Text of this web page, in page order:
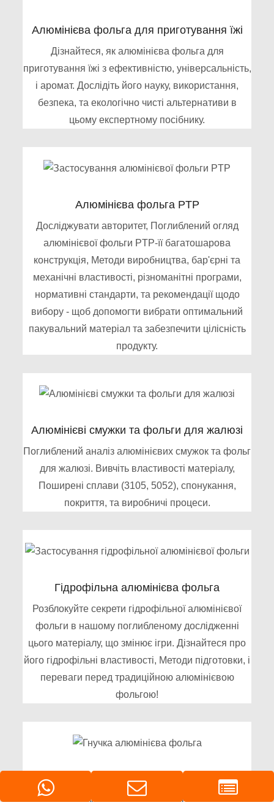
Алюмінієва фольга для приготування їжі
Дізнайтеся, як алюмінієва фольга для
приготування їжі з ефективністю, універсальність,
і аромат. Дослідіть його науку, використання,
безпека, та екологічно чисті альтернативи в
цьому експертному посібнику.
Алюмінієва фольга PTP
Досліджувати авторитет, Поглиблений огляд
алюмінієвої фольги PTP-її багатошарова
конструкція, Методи виробництва, бар'єрні та
механічні властивості, різноманітні програми,
нормативні стандарти, та рекомендації щодо
вибору - щоб допомогти вибрати оптимальний
пакувальний матеріал та забезпечити цілісність
продукту.
Алюмінієві смужки та фольги для жалюзі
Поглиблений аналіз алюмінієвих смужок та фольг
для жалюзі. Вивчіть властивості матеріалу,
Поширені сплави (3105, 5052), спонукання,
покриття, та виробничі процеси.
Гідрофільна алюмінієва фольга
Розблокуйте секрети гідрофільної алюмінієвої
фольги в нашому поглибленому дослідженні
цього матеріалу, що змінює ігри. Дізнайтеся про
його гідрофільні властивості, Методи підготовки, і
переваги перед традиційною алюмінієвою
фольгою!
Гнучка алюмінієва фольга